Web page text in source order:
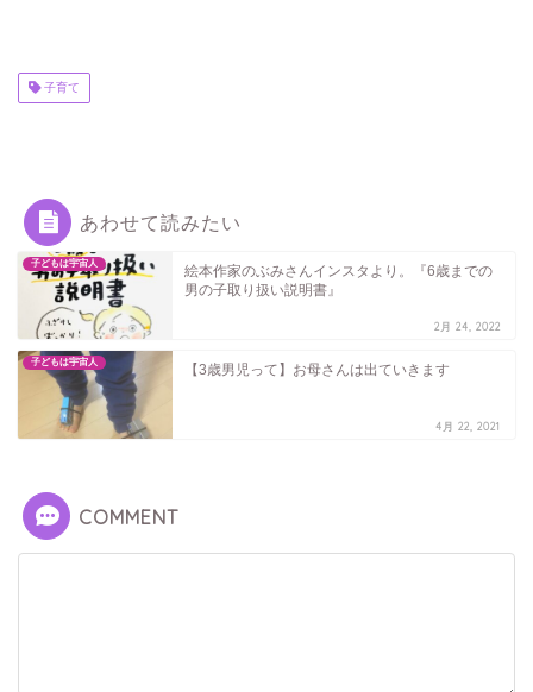
子育て
あわせて読みたい
子どもは宇宙人
絵本作家のぶみさんインスタより。『6歳までの
男の子取り扱い説明書』
2月 24, 2022
子どもは宇宙人 【3歳男児って】お母さんは出ていきます
4月 22, 2021
COMMENT